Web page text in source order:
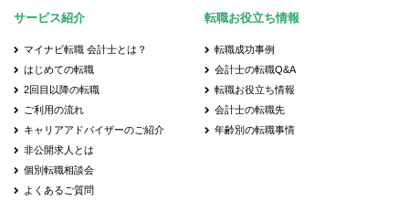
サービス紹介
マイナビ転職 会計士とは？
はじめての転職
2回目以降の転職
ご利用の流れ
キャリアアドバイザーのご紹介
非公開求人とは
個別転職相談会
よくあるご質問
転職お役立ち情報
転職成功事例
会計士の転職Q&A
転職お役立ち情報
会計士の転職先
年齢別の転職事情